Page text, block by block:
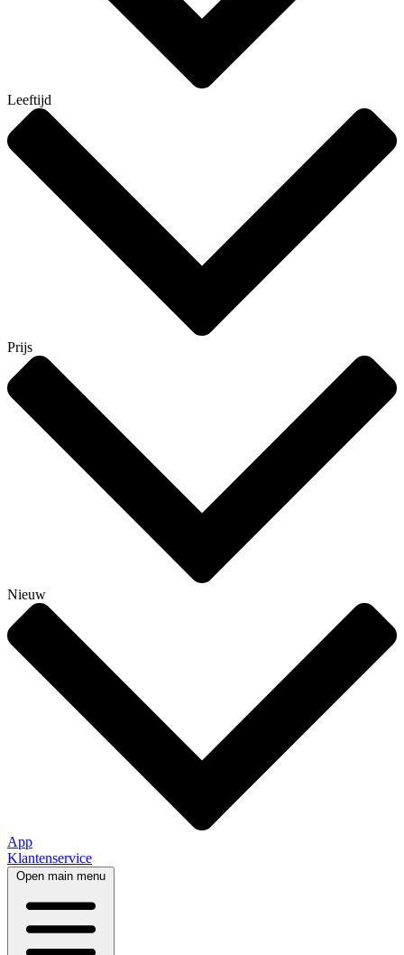
Leeftijd
Prijs
Nieuw
App
Klantenservice
Open main menu